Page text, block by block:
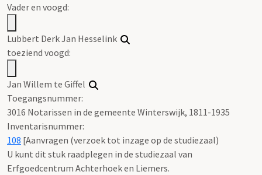
Vader en voogd:
Lubbert Derk Jan Hesselink
toeziend voogd:
Jan Willem te Giffel
Toegangsnummer:
3016 Notarissen in de gemeente Winterswijk, 1811-1935
Inventarisnummer:
108 [Aanvragen (verzoek tot inzage op de studiezaal)
U kunt dit stuk raadplegen in de studiezaal van
Erfgoedcentrum Achterhoek en Liemers.